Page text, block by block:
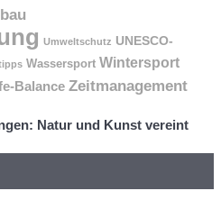
Umweltschutz UNESCO-
Wassersport Wintersport
Balance Zeitmanagement
Natur und Kunst vereint